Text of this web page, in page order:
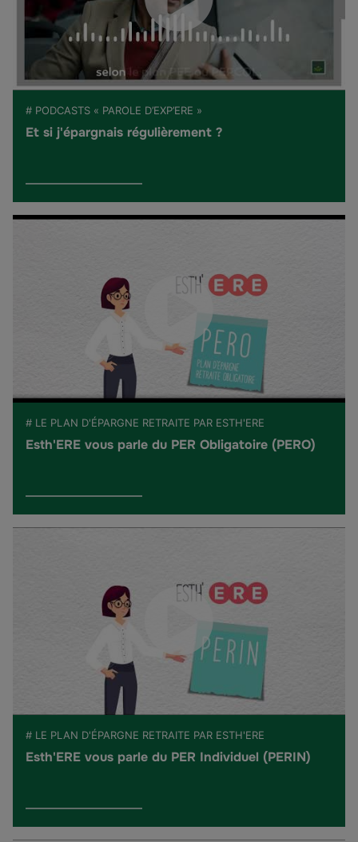
# PODCASTS « PAROLE D’EXP’ERE »
Et si j'épargnais régulièrement ?
# LE PLAN D'ÉPARGNE RETRAITE PAR ESTH'ERE
Esth'ERE vous parle du PER Obligatoire (PERO)
# LE PLAN D'ÉPARGNE RETRAITE PAR ESTH'ERE
Esth'ERE vous parle du PER Individuel (PERIN)